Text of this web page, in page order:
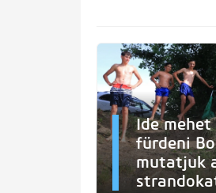
Ide
fürdeni
mutatjuk